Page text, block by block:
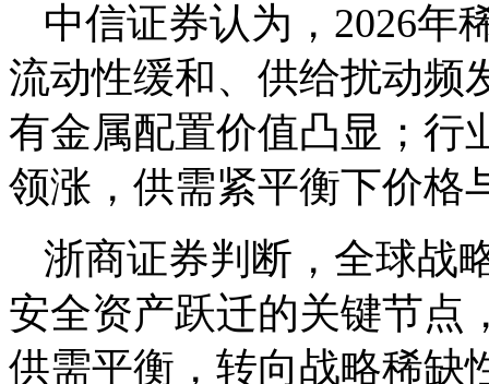
中信证券认为，2026年
流动性缓和、供给扰动频
有金属配置价值凸显；行
领涨，供需紧平衡下价格
浙商证券判断，全球战
安全资产跃迁的关键节点
供需平衡，转向战略稀缺